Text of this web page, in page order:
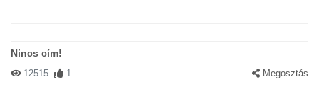
Nincs cím!
12515 1 Megosztás